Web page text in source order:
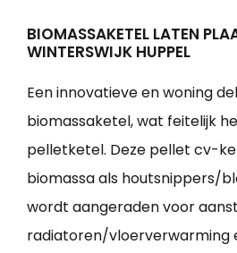
BIOMASSAKETEL LATEN
WINTERSWIJK HUPPEL
Een innovatieve en woning
biomassaketel, wat feitelijk
pelletketel. Deze pellet cv-
biomassa als houtsnippers/
wordt aangeraden voor
radiatoren/vloerverwarming